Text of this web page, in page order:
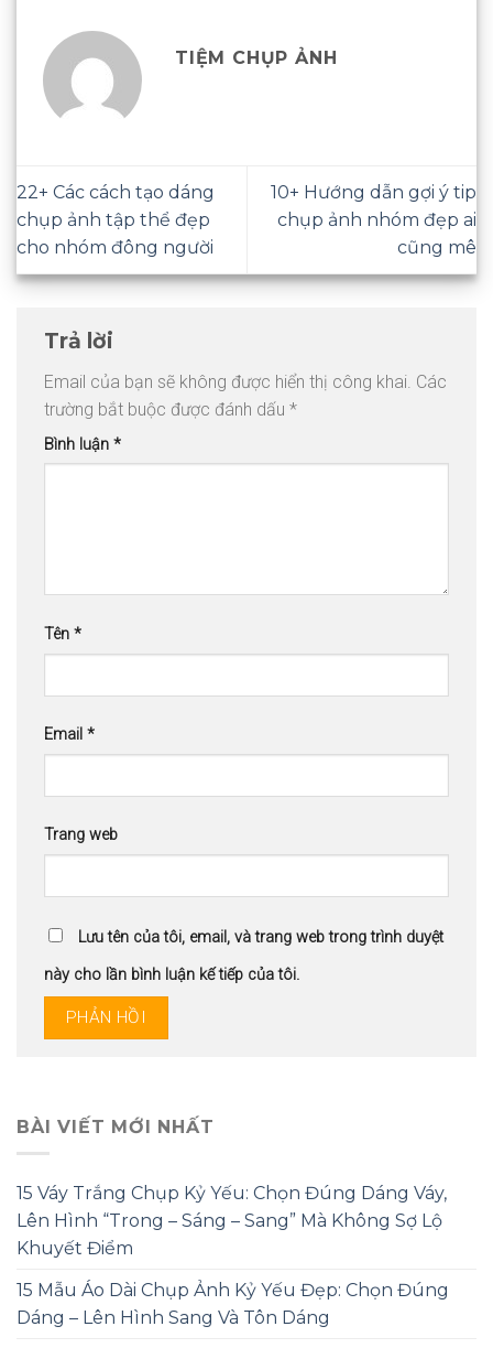
TIỆM CHỤP ẢNH
22+ Các cách tạo dáng
chụp ảnh tập thể đẹp
cho nhóm đông người
10+ Hướng dẫn gợi ý tip
chụp ảnh nhóm đẹp ai
cũng mê
Trả lời
Email của bạn sẽ không được hiển thị công khai. Các
trường bắt buộc được đánh dấu *
Bình luận *
Tên *
Email *
Trang web
Lưu tên của tôi, email, và trang web trong trình duyệt
này cho lần bình luận kế tiếp của tôi.
BÀI VIẾT MỚI NHẤT
15 Váy Trắng Chụp Kỷ Yếu: Chọn Đúng Dáng Váy,
Lên Hình “Trong – Sáng – Sang” Mà Không Sợ Lộ
Khuyết Điểm
15 Mẫu Áo Dài Chụp Ảnh Kỷ Yếu Đẹp: Chọn Đúng
Dáng – Lên Hình Sang Và Tôn Dáng